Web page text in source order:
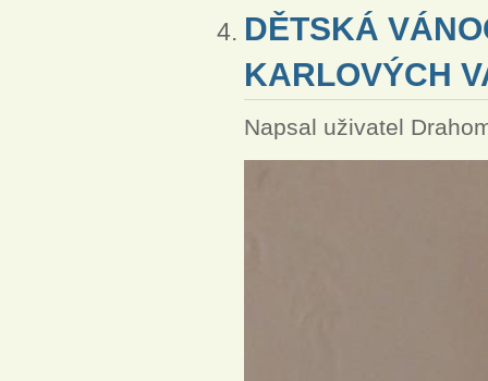
DĚTSKÁ
KARLOVÝCH
Napsal uživatel